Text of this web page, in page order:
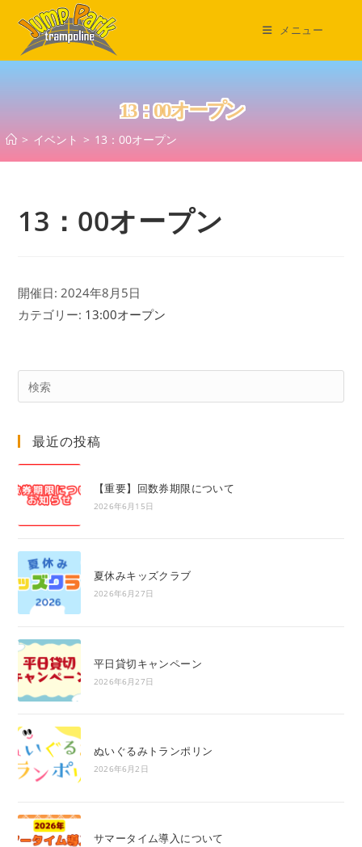
ス
メニュー
13：00オープン
> イベント > 13：00オープン
13：00オープン
開催日: 2024年8月5日
カテゴリー: 13:00オープン
最近の投稿
【重要】回数券期限について
2026年6月15日
夏休みキッズクラブ
2026年6月27日
平日貸切キャンペーン
2026年6月27日
ぬいぐるみトランポリン
2026年6月2日
サマータイム導入について